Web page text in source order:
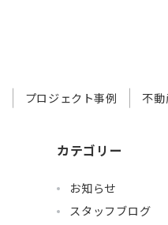
プロジェクト事例 不
カテゴリー
お知らせ
スタッフブログ